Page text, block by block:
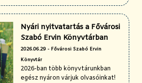
Nyári nyitvatartás a Fővárosi
Szabó Ervin Könyvtárban
2026.06.29 - Fővárosi Szabó Ervin
Könyvtár
2026-ban több könyvtárunkban
egész nyáron várjuk olvasóinkat!